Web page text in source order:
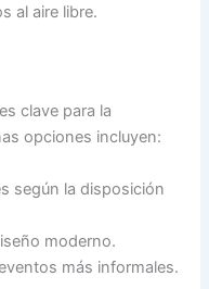
al aire libre.
clave para la
opciones incluyen:
según la disposición
moderno.
más informales.